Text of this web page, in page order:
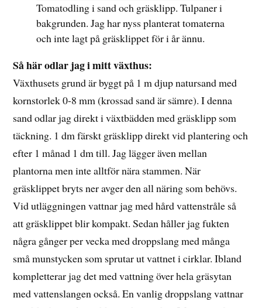
Tomatodling i sand och gräsklipp. Tulpaner i
bakgrunden. Jag har nyss planterat tomaterna
och inte lagt på gräsklippet för i år ännu.
Så här odlar jag i mitt växthus:
Växthusets grund är byggt på 1 m djup natursand med
kornstorlek 0-8 mm (krossad sand är sämre). I denna
sand odlar jag direkt i växtbädden med gräsklipp som
täckning. 1 dm färskt gräsklipp direkt vid plantering och
efter 1 månad 1 dm till. Jag lägger även mellan
plantorna men inte alltför nära stammen. När
gräsklippet bryts ner avger den all näring som behövs.
Vid utläggningen vattnar jag med hård vattenstråle så
att gräsklippet blir kompakt. Sedan håller jag fukten
några gånger per vecka med droppslang med många
små munstycken som sprutar ut vattnet i cirklar. Ibland
kompletterar jag det med vattning över hela gräsytan
med vattenslangen också. En vanlig droppslang vattnar